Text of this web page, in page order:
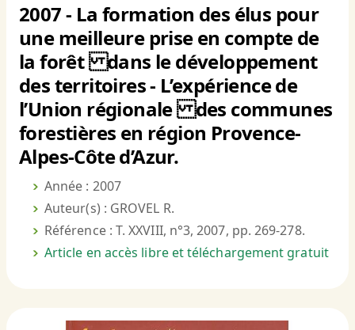
2007 - La formation des élus pour
une meilleure prise en compte de
la forêt dans le développement
des territoires - L’expérience de
l’Union régionale des communes
forestières en région Provence-
Alpes-Côte d’Azur.
Année : 2007
Auteur(s) : GROVEL R.
Référence : T. XXVIII, n°3, 2007, pp. 269-278.
Article en accès libre et téléchargement gratuit